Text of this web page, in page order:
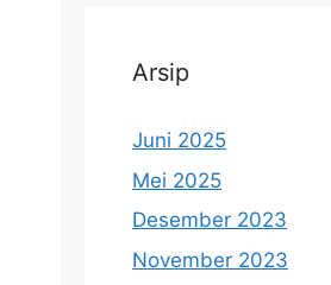
Arsip
Juni 2025
Mei 2025
Desember 2023
November 2023